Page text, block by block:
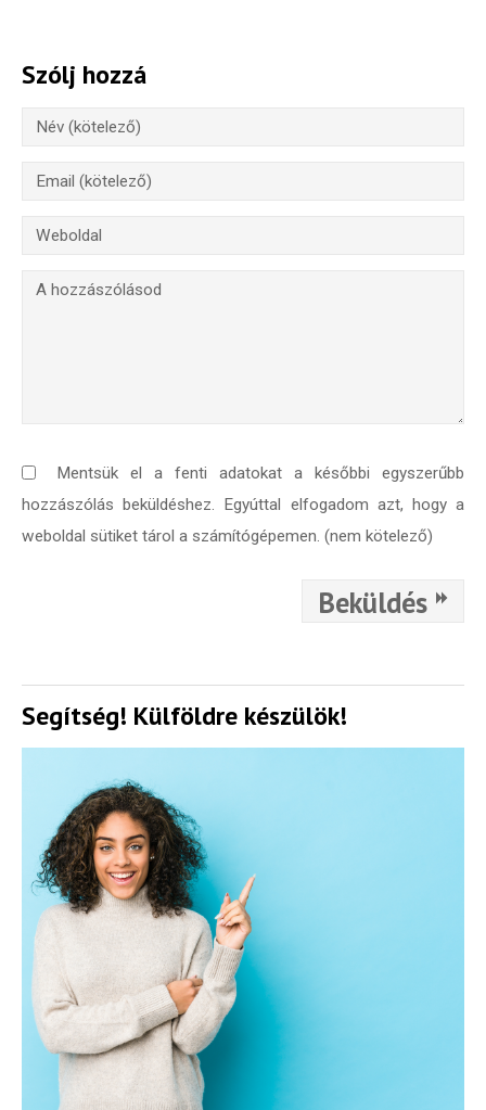
Szólj hozzá
Mentsük el a fenti adatokat a későbbi egyszerűbb
hozzászólás beküldéshez. Egyúttal elfogadom azt, hogy a
weboldal sütiket tárol a számítógépemen. (nem kötelező)
Beküldés
Segítség! Külföldre készülök!